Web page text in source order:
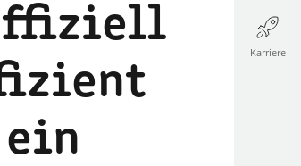
Karriere
ein